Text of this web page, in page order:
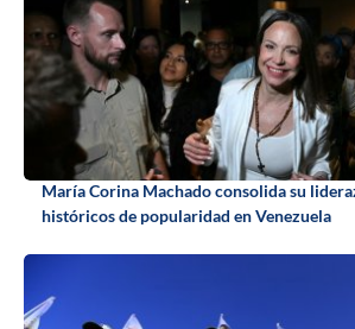
María Corina Machado consolida su
históricos de popularidad en Venezuela